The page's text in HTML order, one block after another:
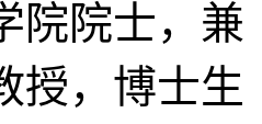
院院士，兼
授，博士生